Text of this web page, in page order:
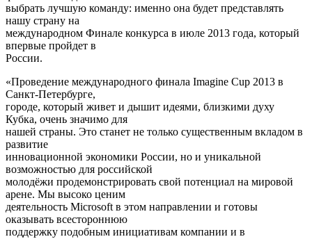
выбрать лучшую команду: именно она будет представлять
нашу страну на
международном Финале конкурса в июле 2013 года, который
впервые пройдет в
России.
«Проведение международного финала Imagine Cup 2013 в
Санкт-Петербурге,
городе, который живет и дышит идеями, близкими духу
Кубка, очень значимо для
нашей страны. Это станет не только существенным вкладом в
развитие
инновационной экономики России, но и уникальной
возможностью для российской
молодёжи продемонстрировать свой потенциал на мировой
арене. Мы высоко ценим
деятельность Microsoft в этом направлении и готовы
оказывать всестороннюю
поддержку подобным инициативам компании и в